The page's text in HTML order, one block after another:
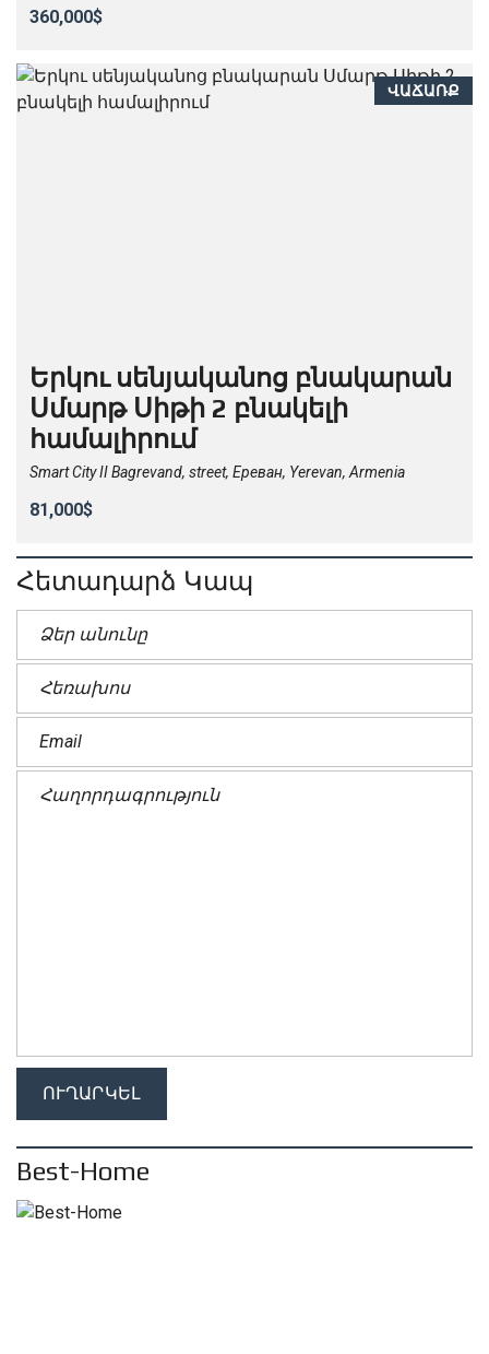
360,000$
ՎԱՃԱՌՔ
Երկու սենյականոց բնակարան
Սմարթ Սիթի 2 բնակելի
համալիրում
Smart City II Bagrevand, street, Ереван, Yerevan, Armenia
81,000$
Հետադարձ Կապ
Best-Home